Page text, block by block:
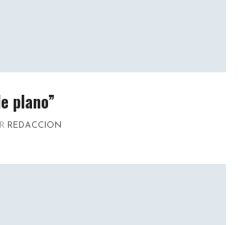
plano”
REDACCION